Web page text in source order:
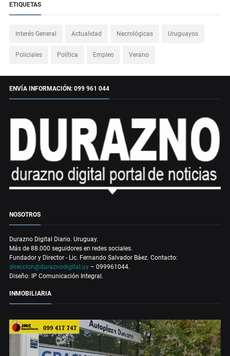
ETIQUETAS
Interés General Actualidad Necrológicas Uruguayos
Policiales Política Empleo Verano
ENVÍA INFORMACIÓN: 099 961 044
NOSOTROS
Durazno Digital Diario. Uruguay.
Más de 88.000 seguidores en redes sociales.
Fundador y Director - Lic. Fernando Salvador Báez. Contacto:
direccion@duraznodigital.uy – 099961044.
Diseño: IP Comunicación Integral.
INMOBILIARIA